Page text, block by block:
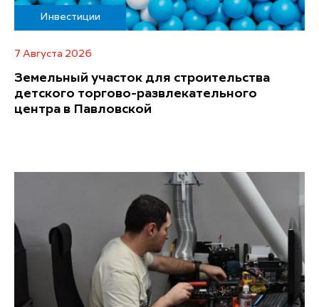
Инвестиции
7 Августа 2026
Земельный участок для строительства
детского торгово-развлекательного
центра в Павловской